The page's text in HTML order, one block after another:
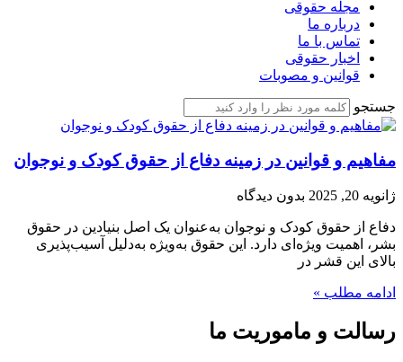
مجله حقوقی
درباره ما
تماس با ما
اخبار حقوقی
قوانین و مصوبات
جستجو
مفاهیم و قوانین در زمینه دفاع از حقوق کودک و نوجوان
ژانویه 20, 2025 بدون دیدگاه
دفاع از حقوق کودک و نوجوان به‌عنوان یک اصل بنیادین در حقوق
بشر، اهمیت ویژه‌ای دارد. این حقوق به‌ویژه به‌دلیل آسیب‌پذیری
بالای این قشر در
ادامه مطلب »
رسالت و ماموریت ما